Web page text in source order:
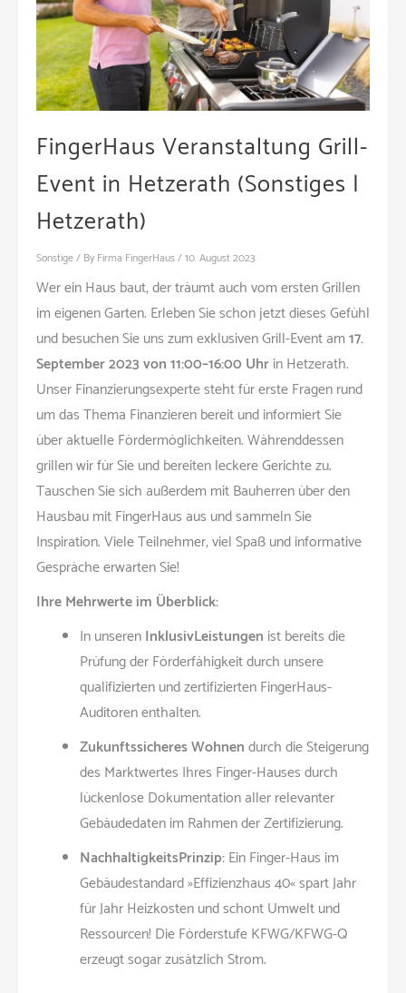
FingerHaus Veranstaltung Grill-
Event in Hetzerath (Sonstiges |
Hetzerath)
Sonstige/ By Firma FingerHaus/10. August 2023
Wer ein Haus baut, der träumt auch vom ersten Grillen
im eigenen Garten. Erleben Sie schon jetzt dieses Gefühl
und besuchen Sie uns zum exklusiven Grill-Event am17.
September 2023 von 11:00–16:00 Uhrin Hetzerath.
Unser Finanzierungsexperte steht für erste Fragen rund
um das Thema Finanzieren bereit und informiert Sie
über aktuelle Fördermöglichkeiten. Währenddessen
grillen wir für Sie und bereiten leckere Gerichte zu.
Tauschen Sie sich außerdem mit Bauherren über den
Hausbau mit FingerHaus aus und sammeln Sie
Inspiration. Viele Teilnehmer, viel Spaß und informative
Gespräche erwarten Sie!
Ihre Mehrwerte im Überblick:
In unserenInklusivLeistungen ist bereits die
Prüfung der Förderfähigkeit durch unsere
qualifizierten und zertifizierten FingerHaus-
Auditoren enthalten.
Zukunftssicheres Wohnendurch die Steigerung
des Marktwertes Ihres Finger-Hauses durch
lückenlose Dokumentation aller relevanter
Gebäudedaten im Rahmen der Zertifizierung.
NachhaltigkeitsPrinzip:Ein Finger-Haus im
Gebäudestandard »Effizienzhaus 40« spart Jahr
für Jahr Heizkosten und schont Umwelt und
Ressourcen! Die Förderstufe KFWG/KFWG-Q
erzeugt sogar zusätzlich Strom.